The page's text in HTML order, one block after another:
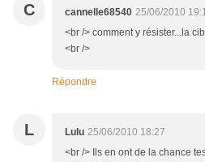
C cannelle68540 25/06/2010
<br /> comment y résister...la
<br />
Répondre
L Lulu 25/06/2010 18:27
<br /> Ils en ont de la chance